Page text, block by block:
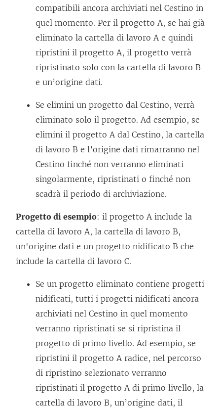
compatibili ancora archiviati nel Cestino in
quel momento. Per il progetto A, se hai già
eliminato la cartella di lavoro A e quindi
ripristini il progetto A, il progetto verrà
ripristinato solo con la cartella di lavoro B
e un’origine dati.
Se elimini un progetto dal Cestino, verrà
eliminato solo il progetto. Ad esempio, se
elimini il progetto A dal Cestino, la cartella
di lavoro B e l’origine dati rimarranno nel
Cestino finché non verranno eliminati
singolarmente, ripristinati o finché non
scadrà il periodo di archiviazione.
Progetto di esempio: il progetto A include la
cartella di lavoro A, la cartella di lavoro B,
un'origine dati e un progetto nidificato B che
include la cartella di lavoro C.
Se un progetto eliminato contiene progetti
nidificati, tutti i progetti nidificati ancora
archiviati nel Cestino in quel momento
verranno ripristinati se si ripristina il
progetto di primo livello. Ad esempio, se
ripristini il progetto A radice, nel percorso
di ripristino selezionato verranno
ripristinati il progetto A di primo livello, la
cartella di lavoro B, un’origine dati, il